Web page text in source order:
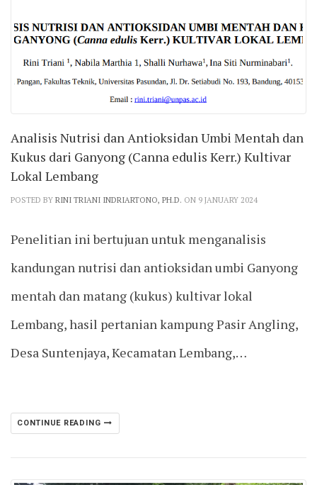
Analisis Nutrisi dan Antioksidan Umbi Mentah dan
Kukus dari Ganyong (Canna edulis Kerr.) Kultivar
Lokal Lembang
POSTED BY RINI TRIANI INDRIARTONO, PH.D. ON 9 JANUARY 2024
Penelitian ini bertujuan untuk menganalisis
kandungan nutrisi dan antioksidan umbi Ganyong
mentah dan matang (kukus) kultivar lokal
Lembang, hasil pertanian kampung Pasir Angling,
Desa Suntenjaya, Kecamatan Lembang,…
CONTINUE READING